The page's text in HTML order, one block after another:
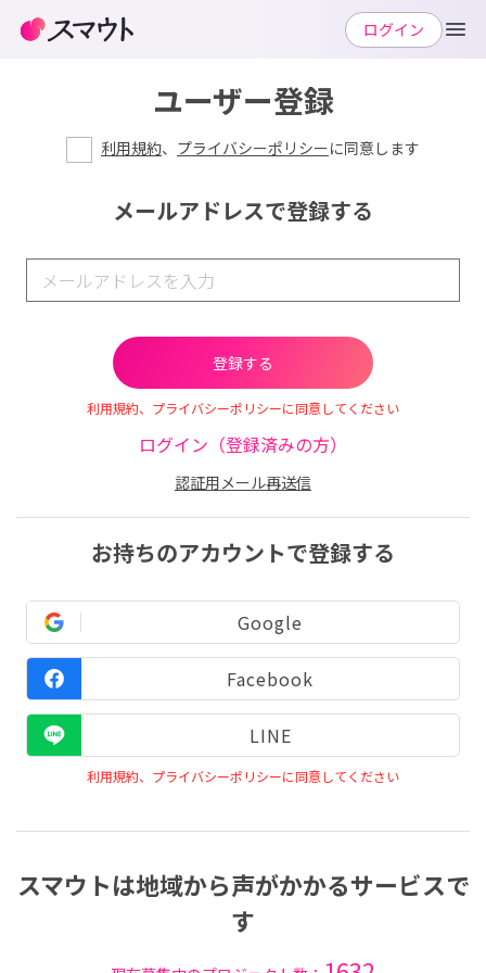
ユーザー登録
利用規約、 プライバシーポリシーに同意します
メールアドレスで登録する
利用規約、プライバシーポリシーに同意してください
ログイン（登録済みの方）
認証用メール再送信
お持ちのアカウントで登録する
Google
Facebook
LINE
利用規約、プライバシーポリシーに同意してください
スマウトは地域から声がかかるサービスで
す
ログイン